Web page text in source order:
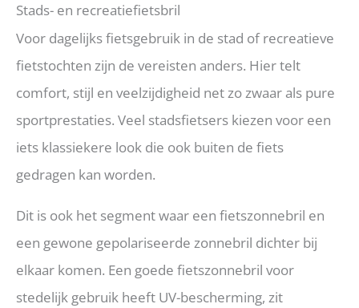
Stads- en recreatiefietsbril
Voor dagelijks fietsgebruik in de stad of recreatieve
fietstochten zijn de vereisten anders. Hier telt
comfort, stijl en veelzijdigheid net zo zwaar als pure
sportprestaties. Veel stadsfietsers kiezen voor een
iets klassiekere look die ook buiten de fiets
gedragen kan worden.
Dit is ook het segment waar een fietszonnebril en
een gewone gepolariseerde zonnebril dichter bij
elkaar komen. Een goede fietszonnebril voor
stedelijk gebruik heeft UV-bescherming, zit